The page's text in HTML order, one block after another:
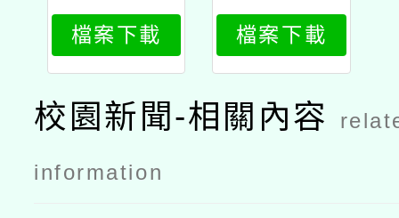
檔案下載
中心及苗栗
縣steam教
育中心辦理
「偏鄉教師
自強計畫認
檔案下載
校園新聞-相關內容
information